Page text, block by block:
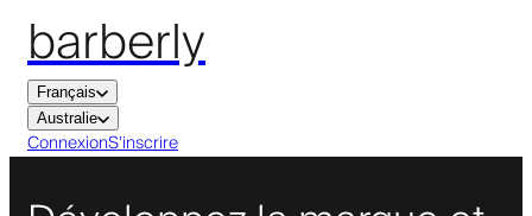
barberly
Français
Australie
ConnexionS'inscrire